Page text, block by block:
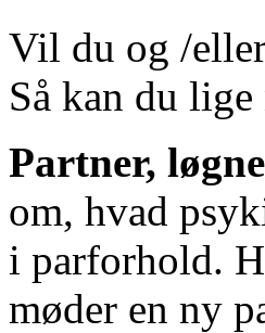
Vil du og /
Så kan du
Partner,
om, hvad
i parforhold.
møder en ny